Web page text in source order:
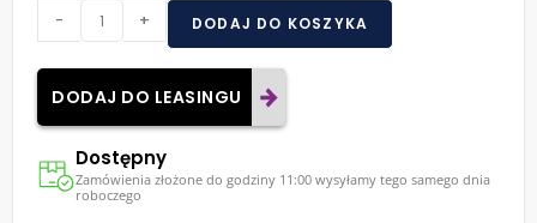
- + DODAJ DO KOSZYKA
DODAJ DO LEASINGU
Dostępny
Zamówienia złożone do godziny 11:00 wysyłamy tego samego dnia
roboczego